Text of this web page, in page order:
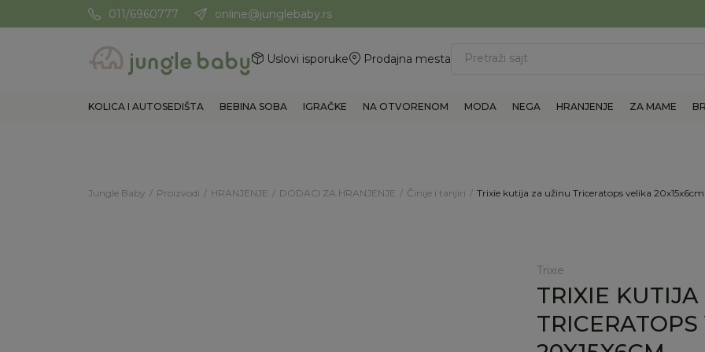
011/6960777 online@junglebaby.rsPotrebna Vam je pomoć? Pozovite 011/6960777
Uslovi isporuke Prodajna mesta Pretraži sajt
KOLICA I AUTOSEDIŠTA BEBINA SOBA IGRAČKE NA OTVORENOM MODA NEGA HRANJENJE ZA MAME
Jungle Baby Proizvodi HRANJENJE DODACI ZA HRANJENJE Činije i tanjiri Trixie kutija za užinu Triceratops velika 20x15x6cm
Trixie
TRIXIE